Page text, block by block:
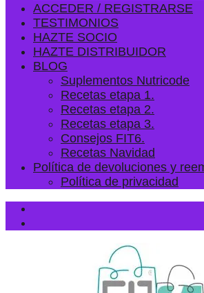
ACCEDER / REGISTRARSE
TESTIMONIOS
HAZTE SOCIO
HAZTE DISTRIBUIDOR
BLOG
Suplementos Nutricode
Recetas etapa 1.
Recetas etapa 2.
Recetas etapa 3.
Consejos FIT6.
Recetas Navidad
Política de devoluciones y
Política de privacidad